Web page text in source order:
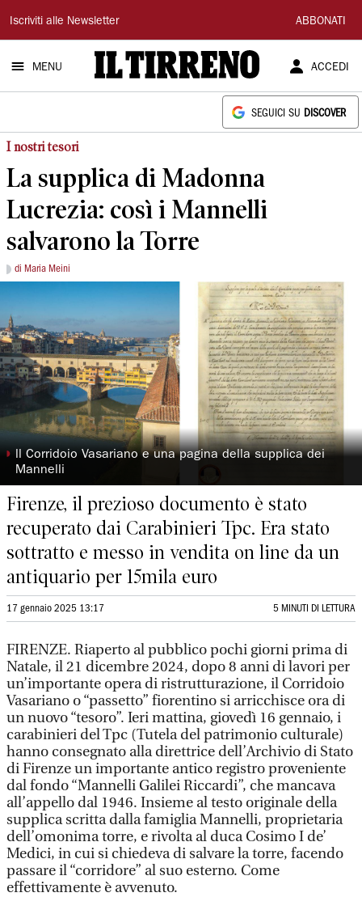
Il
Tirreno
Iscriviti alle Newsletter ABBONATI
MENU ACCEDI
SEGUICI SU DISCOVER
I nostri tesori
La supplica di Madonna
Lucrezia: così i Mannelli
salvarono la Torre
di Maria Meini
◗ ll Corridoio Vasariano e una pagina della supplica dei
Mannelli
Firenze, il prezioso documento è stato
recuperato dai Carabinieri Tpc. Era stato
sottratto e messo in vendita on line da un
antiquario per 15mila euro
17 gennaio 2025 13:17 5 MINUTI DI LETTURA
FIRENZE. Riaperto al pubblico pochi giorni prima di
Natale, il 21 dicembre 2024, dopo 8 anni di lavori per
un’importante opera di ristrutturazione, il Corridoio
Vasariano o “passetto” fiorentino si arricchisce ora di
un nuovo “tesoro”. Ieri mattina, giovedì 16 gennaio, i
carabinieri del Tpc (Tutela del patrimonio culturale)
hanno consegnato alla direttrice dell’Archivio di Stato
di Firenze un importante antico registro proveniente
dal fondo “Mannelli Galilei Riccardi”, che mancava
all’appello dal 1946. Insieme al testo originale della
supplica scritta dalla famiglia Mannelli, proprietaria
dell’omonima torre, e rivolta al duca Cosimo I de’
Medici, in cui si chiedeva di salvare la torre, facendo
passare il “corridore” al suo esterno. Come
effettivamente è avvenuto.